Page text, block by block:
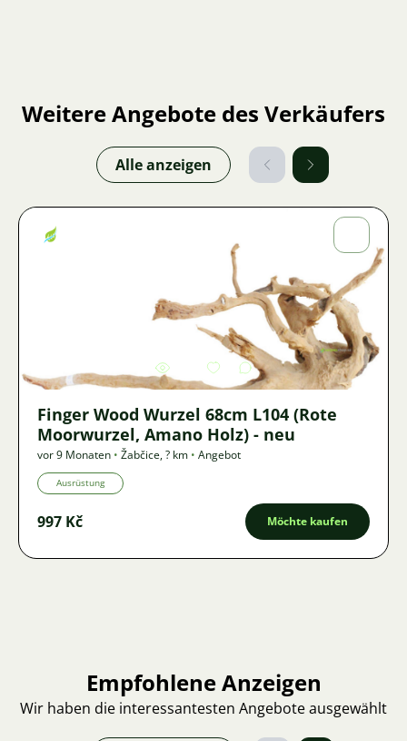
Weitere Angebote des Verkäufers
Alle anzeigen
Bild
Finger Wood Wurzel 68cm L104 (Rote
Moorwurzel, Amano Holz) - neu
vor 9 Monaten • Žabčice,? km • Angebot
Ausrüstung
997 Kč Möchte kaufen
Empfohlene Anzeigen
Wir haben die interessantesten Angebote ausgewählt